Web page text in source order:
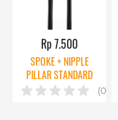
Rp 7.500
SPOKE + NIPPLE
PILLAR STANDARD
(0)